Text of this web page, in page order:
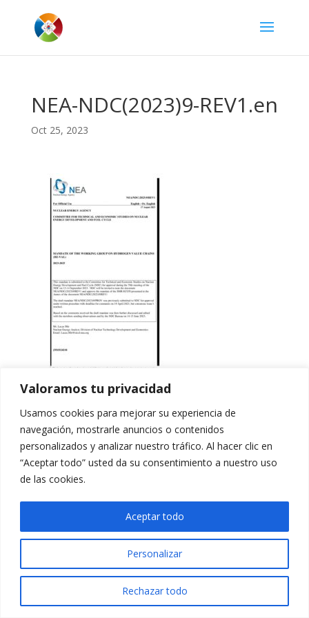
Valoramos tu privacidad
Usamos cookies para mejorar su experiencia de
navegación, mostrarle anuncios o contenidos
personalizados y analizar nuestro tráfico. Al hacer clic en
“Aceptar todo” usted da su consentimiento a nuestro uso
de las cookies.
Personalizar
Rechazar todo
Aceptar todo
NEA-NDC(2023)9-REV1.en
Oct 25, 2023